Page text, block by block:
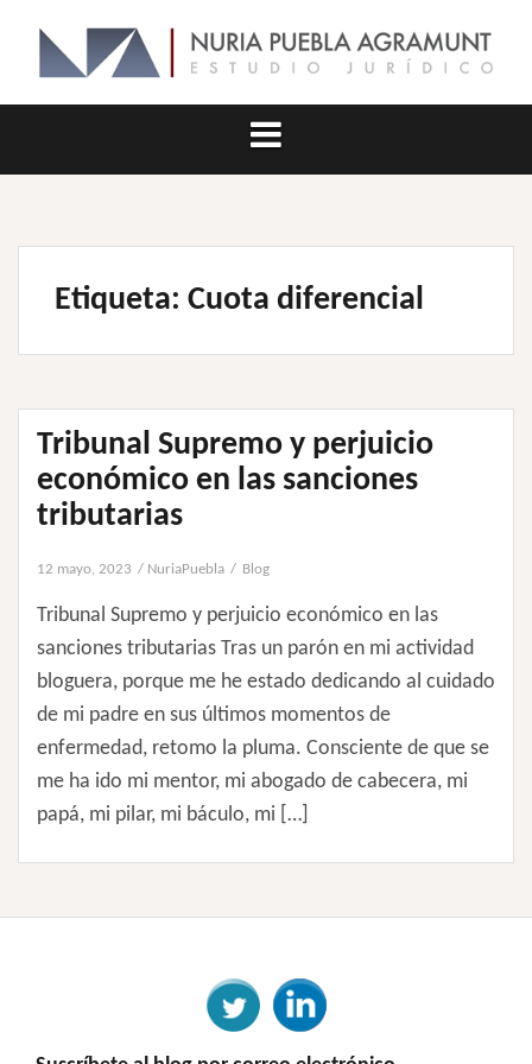
contenido
Etiqueta: Cuota diferencial
Tribunal Supremo y perjuicio
económico en las sanciones
tributarias
12 mayo, 2023 NuriaPuebla Blog
Tribunal Supremo y perjuicio económico en las
sanciones tributarias Tras un parón en mi actividad
bloguera, porque me he estado dedicando al cuidado
de mi padre en sus últimos momentos de
enfermedad, retomo la pluma. Consciente de que se
me ha ido mi mentor, mi abogado de cabecera, mi
papá, mi pilar, mi báculo, mi […]